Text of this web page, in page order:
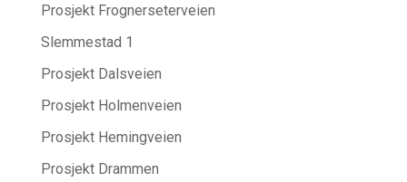
Prosjekt Frognerseterveien
Slemmestad 1
Prosjekt Dalsveien
Prosjekt Holmenveien
Prosjekt Hemingveien
Prosjekt Drammen